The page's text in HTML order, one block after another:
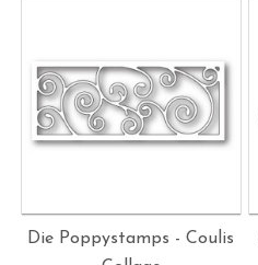
Die Poppystamps - Coulis